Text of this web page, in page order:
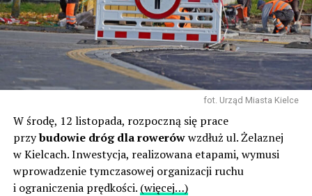
fot. Urząd Miasta Kielce
W środę, 12 listopada, rozpoczną się prace
przybudowie dróg dla rowerówwzdłuż ul. Żelaznej
w Kielcach. Inwestycja, realizowana etapami, wymusi
wprowadzenie tymczasowej organizacji ruchu
i ograniczenia prędkości. (więcej…)